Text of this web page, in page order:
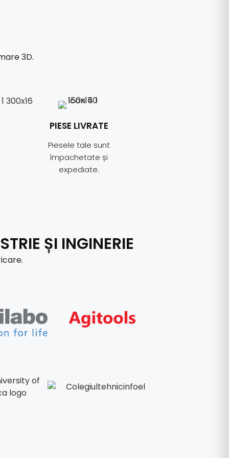
3D.
PIESE LIVRATE
Piesele tale sunt
împachetate și
expediate.
ȘI INGINERIE